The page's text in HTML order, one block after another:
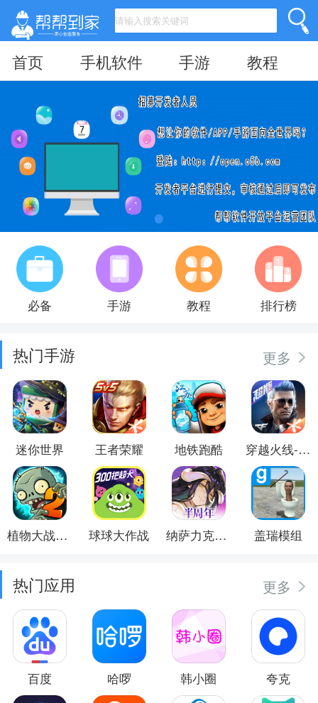
首页 手机软件 手游 教程
必备 手游 教程 排行榜
热门手游 更多
迷你世界 王者荣耀 地铁跑酷 穿越火线-枪战王者
植物大战僵尸2 球球大作战 纳萨力克之王 盖瑞模组
热门应用 更多
百度 哈啰 韩小圈 夸克